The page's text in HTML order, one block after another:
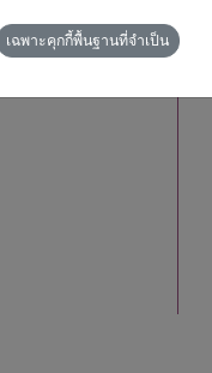
เฉพาะคุกกี้พื้นฐานที่จำเป็น